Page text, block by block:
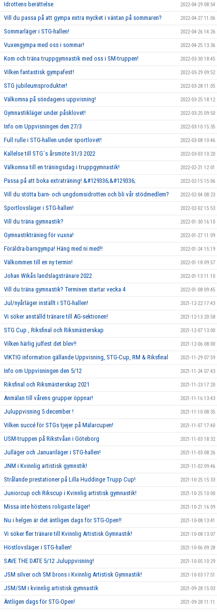
Idrottens berättelse 2022-04-29 08:54
Vill du passa på att gympa extra mycket i väntan på sommaren? 2022-04-27 11:06
Sommarläger i STG-hallen! 2022-04-26 14:26
Vuxengympa med oss i sommar! 2022-04-25 13:36
Kom och träna truppgymnastik med oss i SM-truppen! 2022-03-30 18:45
Vilken fantastisk gympafest! 2022-03-29 09:52
STG jubileumsprodukter! 2022-03-28 11:05
Välkomna på söndagens uppvisning! 2022-03-25 18:12
Gymnastikläger under påsklovet! 2022-03-25 09:50
Info om Uppvisningen den 27/3 2022-03-10 15:35
Full rulle i STG-hallen under sportlovet! 2022-03-08 10:46
Kallelse till STG´s årsmöte 31/3 2022 2022-03-03 10:20
Välkomna till en träningsdag i truppgymnastik! 2022-02-21 12:01
Passa på att boka extraträning! &#129336;&#129336; 2022-02-15 15:06
Vill du stötta barn- och ungdomsidrotten och bli vår stödmedlem? 2022-02-04 08:23
Sportlovsläger i STG-hallen! 2022-02-02 15:53
Vill du träna gymnastik? 2022-01-30 16:10
Gymnastikträning för vuxna! 2022-01-27 11:09
Föräldra-barngympa! Häng med ni med!! 2022-01-24 15:19
Välkommen till en ny termin! 2022-01-18 09:57
Johan Wikås landslagstränare 2022 2022-01-13 11:10
Vill du träna gymnastik? Terminen startar vecka 4 2022-01-08 09:45
Jul/nyårläger inställt i STG-hallen! 2021-12-22 17:43
Vi söker anställd tränare till AG-sektionen! 2021-12-13 20:58
STG Cup , Riksfinal och Riksmästerskap 2021-12-07 13:00
Vilken härlig julfest det blev!! 2021-12-06 08:00
VIKTIG information gällande Uppvisning, STG-Cup, RM & Riksfinal 2021-11-29 07:59
Info om Uppvisningen den 5/12 2021-11-24 07:43
Riksfinal och Riksmästerskap 2021 2021-11-23 17:20
Anmälan till vårens grupper öppnar! 2021-11-16 13:43
Juluppvisning 5 december ! 2021-11-10 08:35
Vilken succé för STGs tjejer på Mälarcupen! 2021-11-07 17:40
USM-truppen på Rikstvåan i Göteborg 2021-11-03 18:32
Julläger och Januariläger i STG-hallen! 2021-11-03 08:26
JNM i Kvinnlig artistisk gymnstik! 2021-11-02 09:46
Strålande prestationer på Lilla Huddinge Trupp Cup! 2021-10-25 15:33
Juniorcup och Rikscup i Kvinnlig artistisk gymnastik! 2021-10-25 10:00
Missa inte höstens roligaste läger! 2021-10-21 16:09
Nu i helgen är det äntligen dags för STG-Open!! 2021-10-08 13:41
Vi söker fler tränare till Kvinnlig Artistisk Gymnastik! 2021-10-08 13:07
Höstlovsläger i STG-hallen! 2021-10-06 09:28
SAVE THE DATE 5/12 Juluppvisning! 2021-10-05 10:29
JSM silver och SM brons i Kvinnlig Artistisk Gymnastik! 2021-10-03 17:51
JSM/SM i kvinnlig artistisk gymnastik 2021-09-28 15:03
Äntligen dags för STG-Open! 2021-09-28 11:11